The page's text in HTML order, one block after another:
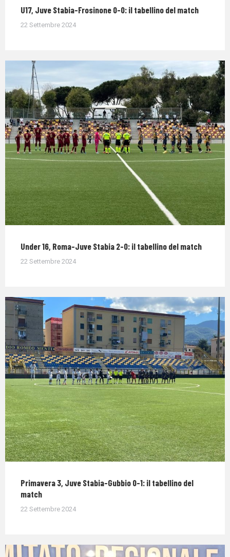
U17, Juve Stabia-Frosinone 0-0: il tabellino del match
22 Settembre 2024
Under 16, Roma-Juve Stabia 2-0: il tabellino del match
22 Settembre 2024
Primavera 3, Juve Stabia-Gubbio 0-1: il tabellino del
match
22 Settembre 2024